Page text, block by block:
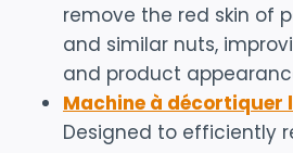
remove the red skin of
and similar nuts,
and product
Machine à décortiquer
Designed to efficiently